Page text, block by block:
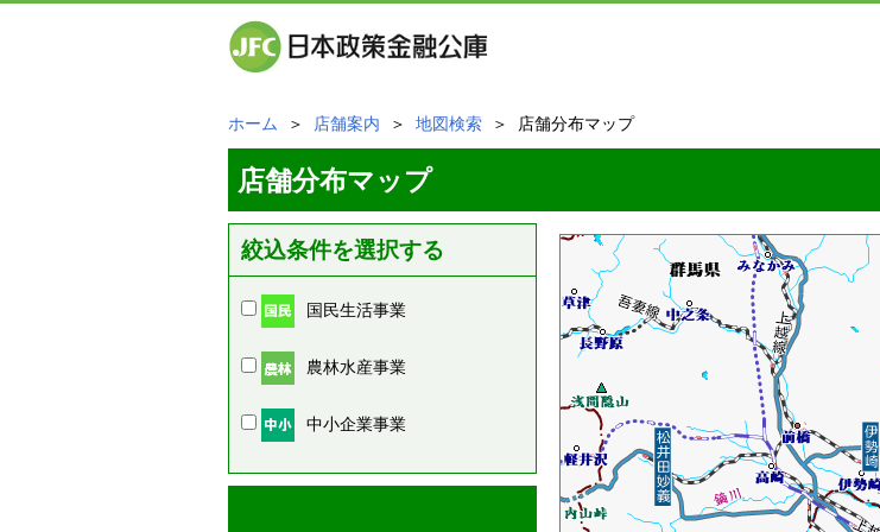
ホーム ＞ 店舗案内 ＞ 地図検索 ＞ 店舗分布マップ
店舗分布マップ
絞込条件を選択する
国民生活事業
農林水産事業
中小企業事業